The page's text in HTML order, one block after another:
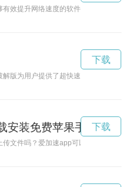
有效提升网络速度的软件工具，通过优
解版为用户提供了超快速的网络连接体
下载
安装免费苹果手机
传文件吗？爱加速app可以帮助您实现
下载